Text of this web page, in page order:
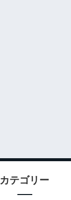
カテゴリー